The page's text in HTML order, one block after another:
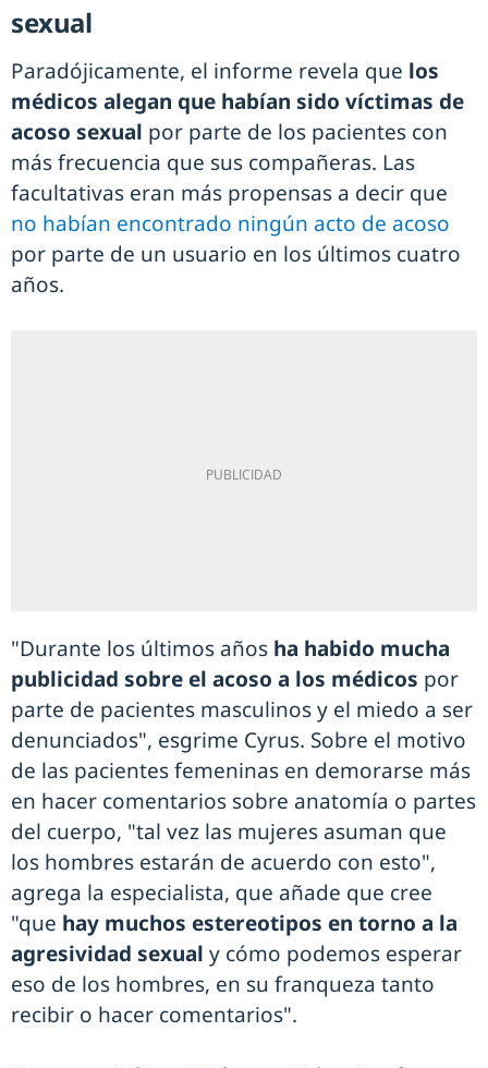
sexual
Paradójicamente, el informe revela que los
médicos alegan que habían sido víctimas de
acoso sexual por parte de los pacientes con
más frecuencia que sus compañeras. Las
facultativas eran más propensas a decir que
no habían encontrado ningún acto de acoso
por parte de un usuario en los últimos cuatro
años.
"Durante los últimos años ha habido mucha
publicidad sobre el acoso a los médicos por
parte de pacientes masculinos y el miedo a ser
denunciados", esgrime Cyrus. Sobre el motivo
de las pacientes femeninas en demorarse más
en hacer comentarios sobre anatomía o partes
del cuerpo, "tal vez las mujeres asuman que
los hombres estarán de acuerdo con esto",
agrega la especialista, que añade que cree
"que hay muchos estereotipos en torno a la
agresividad sexual y cómo podemos esperar
eso de los hombres, en su franqueza tanto
recibir o hacer comentarios".